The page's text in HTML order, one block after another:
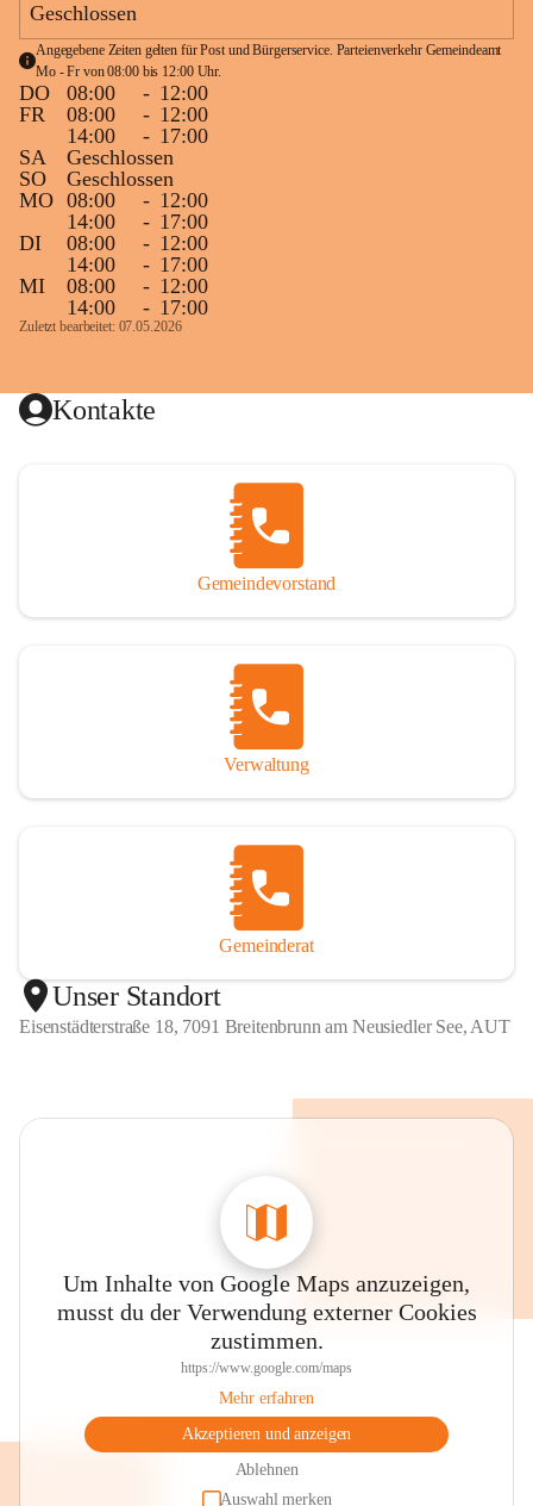
Geschlossen
Angegebene Zeiten gelten für Post und Bürgerservice. Parteienverkehr Gemeindeamt
Mo - Fr von 08:00 bis 12:00 Uhr.
DO 08:00 - 12:00
FR
08:00 - 12:00
14:00
- 17:00
SA
Geschlossen
SO
Geschlossen
MO 08:00 - 12:00
14:00
- 17:00
DI
08:00 - 12:00
14:00
- 17:00
MI
08:00 - 12:00
14:00
- 17:00
Zuletzt bearbeitet: 07.05.2026
Kontakte
Gemeindevorstand
Verwaltung
Gemeinderat
Unser Standort
Eisenstädterstraße 18, 7091 Breitenbrunn am Neusiedler See, AUT
Um Inhalte von Google Maps anzuzeigen,
musst du der Verwendung externer Cookies
zustimmen.
https://www.google.com/maps
Mehr erfahren
Akzeptieren und anzeigen
Ablehnen
Auswahl merken